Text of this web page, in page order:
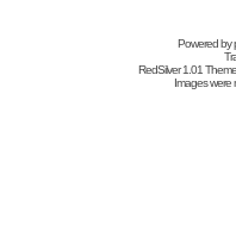
Powered by
RedSilver 1.01
Images were